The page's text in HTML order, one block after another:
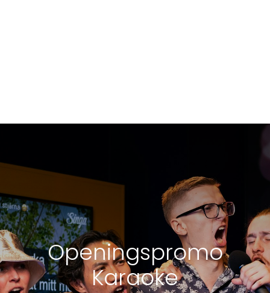
Openingspromo
Karaoke